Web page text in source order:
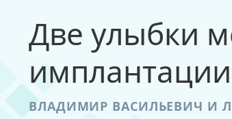
Две улыбки
ВЛАДИМИР ВАСИЛЬЕВИЧ И